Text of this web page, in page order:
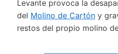
Levante provoca la
del Molino de Cartón y
restos del propio molino